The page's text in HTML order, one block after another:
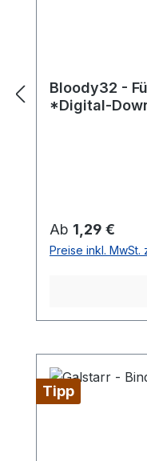
Bloody32 -
*Digital-
Regulärer Preis:
Ab 1,29 €
Preise inkl. MwSt.
Tipp